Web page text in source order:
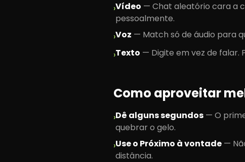
›Vídeo — Chat aleatório cara a
pessoalmente.
›Voz — Match só de áudio para
›Texto — Digite em vez de falar.
Como aproveitar
›Dê alguns segundos — O
quebrar o gelo.
›Use o Próximo à vontade —
distância.